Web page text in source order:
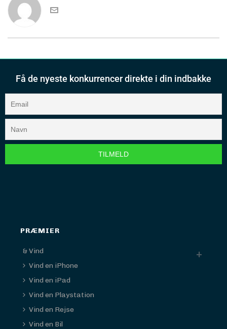
Få de nyeste konkurrencer direkte i din indbakke
PRÆMIER
& Vind
Vind en iPhone
Vind en iPad
Vind en Playstation
Vind en Rejse
Vind en Bil